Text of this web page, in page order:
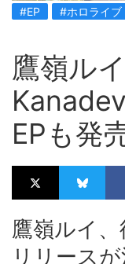
#EP #ホロライブ
鷹嶺ル
EPも発
鷹嶺ルイ
リリースが